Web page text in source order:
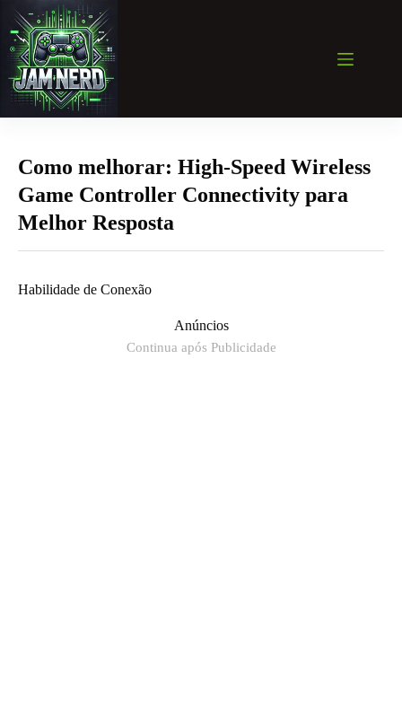
para
conteúdo
Como melhorar: High-Speed Wireless
Game Controller Connectivity para
Melhor Resposta
Habilidade de Conexão
Anúncios
Continua após Publicidade